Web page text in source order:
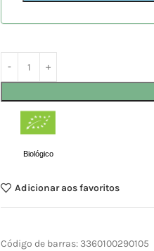
Biológico
Adicionar aos favoritos
Código de barras: 3360100290105